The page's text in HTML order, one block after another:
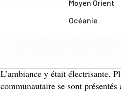
L’ambiance y était électrisante.
communautaire se sont